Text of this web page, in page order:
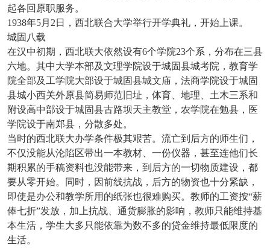
起各回原职服务。
1938年5月2日，西北联合大学举行开学典礼，开始上课。
城固八载
在汉中初期，西北联大依然设有6个学院23个系，分布在三县
六地。其中大学本部及文理学院设于城固县城考院，教育学
院全部及工学院大部设于城固县城文庙，法商学院设于城固
县城小西关外原县简易师范旧址，体育、地理、土木三系和
附设高中部设于城固县古路坝天主教堂，农学院在勉县，医
学院设于南郑县，分散多处。
当时的西北联大办学条件极其艰苦。流亡到后方的师生们，
不仅没能从沦陷区带出一本教材、一份仪器，甚至连他们长
期积累的手稿资料也没能带来，到后方的一切物质建设，都
要从零开始。同时，因前线抗战，后方的物资也十分紧缺，
即使是办公和教学所用的纸张也很难购买。教师的工资按“薪
俸七折”发放，加上抗战、通货膨胀的影响，教师只能维持基
本生活，学生大多只能依靠为数不多的贷金维持最低限度的
生活。